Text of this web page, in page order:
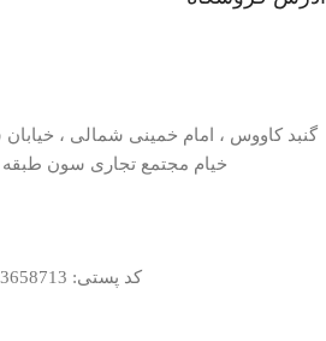
گنبد کاووس ، امام خمینی شمالی ،
خیام مجتمع تجاری سون طبقه
کد پستی: 1583658713